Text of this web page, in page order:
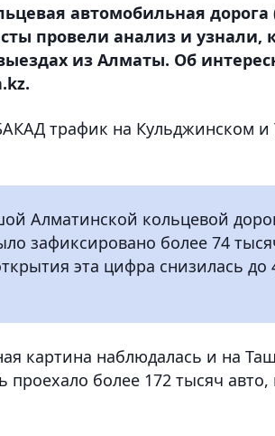
автомобильная
провели анализ и узнали,
из Алматы. Об
трафик на Кульджинском и
Алматинской кольцевой
зафиксировано более 74
эта цифра снизилась
картина наблюдалась и на
проехало более 172 тысяч